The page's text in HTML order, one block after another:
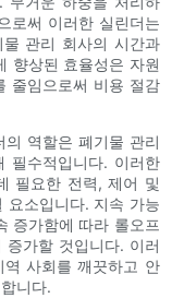
로써 이러한 실린더는
관리 회사의 시간과
향상된 효율성은 자원
줄임으로써 비용 절감
역할은 폐기물 관리
필수적입니다. 이러한
필요한 전력, 제어 및
요소입니다. 지속 가능
증가함에 따라 롤오프
가할 것입니다. 이러
사회를 깨끗하고 안
니다.